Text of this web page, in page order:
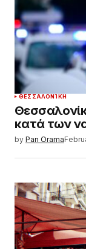
ΘΕΣΣΑΛΟΝΊΚΗ
κατά των
by Pan Orama